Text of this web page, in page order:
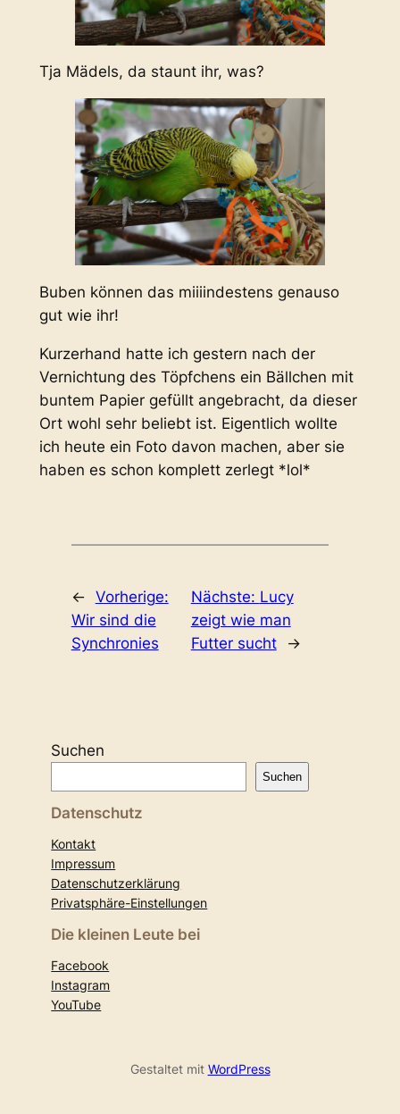
Tja Mädels, da staunt ihr, was?
Buben können das miiiindestens genauso
gut wie ihr!
Kurzerhand hatte ich gestern nach der
Vernichtung des Töpfchens ein Bällchen mit
buntem Papier gefüllt angebracht, da dieser
Ort wohl sehr beliebt ist. Eigentlich wollte
ich heute ein Foto davon machen, aber sie
haben es schon komplett zerlegt *lol*
← Vorherige:
Wir sind die
Synchronies
Nächste: Lucy
zeigt wie man
Futter sucht
→
Suchen
Suchen
Datenschutz
Kontakt
Impressum
Datenschutzerklärung
Privatsphäre-Einstellungen
Die kleinen Leute bei
Facebook
Instagram
YouTube
Gestaltet mit WordPress